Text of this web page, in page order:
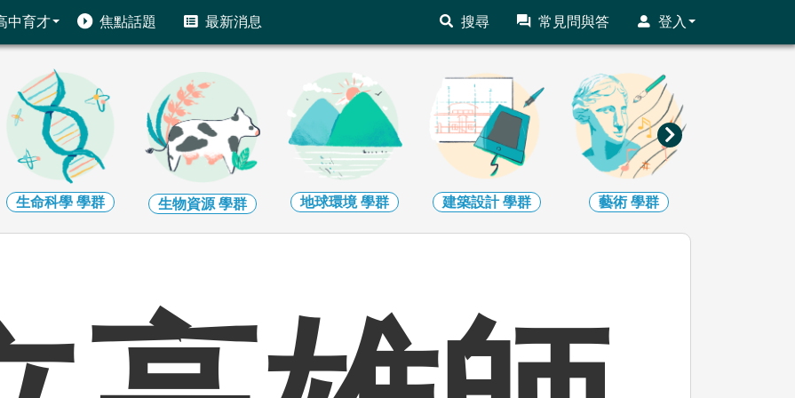
中育才 焦點話題 最新消息 搜尋 常見問與答 登入
生命科學 學群 生物資源學群 地球環境學群 建築設計學群 藝術 學群